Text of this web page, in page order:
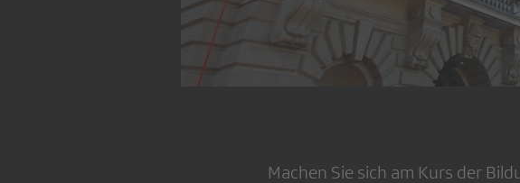
Machen Sie sich am Kurs der